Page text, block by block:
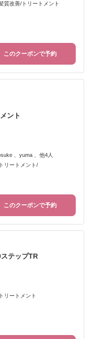
質改善/トリートメント
このクーポンで予約
ント
、yuma 、他4人
リートメント/
このクーポンで予約
テップTR
リートメント